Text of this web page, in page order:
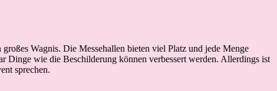
Wagnis. Die Messehallen bieten viel Platz und jede Menge
Dinge wie die Beschilderung können verbessert werden. Allerdings ist
sprechen.